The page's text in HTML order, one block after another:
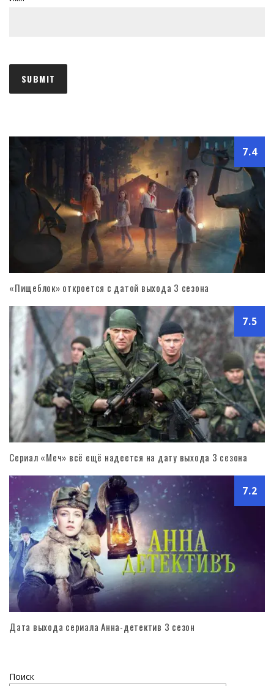
7.4
«Пищеблок» откроется с датой выхода 3 сезона
7.5
Сериал «Меч» всё ещё надеется на дату выхода 3 сезона
7.2
Дата выхода сериала Анна-детектив 3 сезон
Поиск